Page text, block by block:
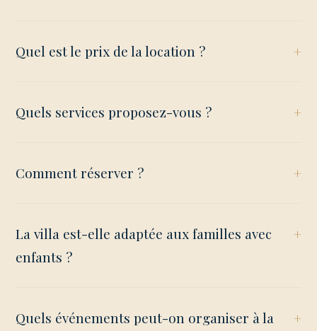
Quel est le prix de la location ?
Quels services proposez-vous ?
Comment réserver ?
La villa est-elle adaptée aux familles avec
enfants ?
Quels événements peut-on organiser à la